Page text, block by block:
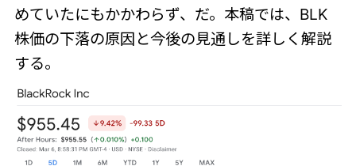
めていたにもかかわらず、だ。本稿では、BLK
株価の下落の原因と今後の見通しを詳しく解説
する。